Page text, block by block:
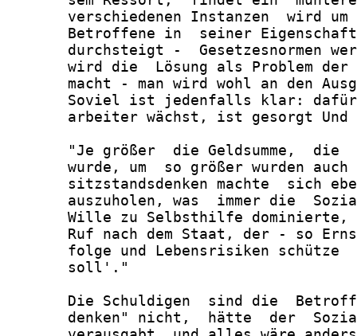
verschiedenen Instanzen  wird
Betroffene in  seiner
durchsteigt -  Gesetzesnormen
wird die  Lösung als Problem
macht - man wird wohl an den
Soviel ist jedenfalls klar:
arbeiter wächst, ist gesorgt Und
"Je größer  die Geldsumme,  die
wurde, um  so größer wurden
sitzstandsdenken machte  sich
auszuholen, was  immer die
Wille zu Selbsthilfe
Ruf nach dem Staat, der - so
       folge und Lebensrisiken schütze
       soll'."
Die Schuldigen  sind die
denken" nicht,  hätte  der